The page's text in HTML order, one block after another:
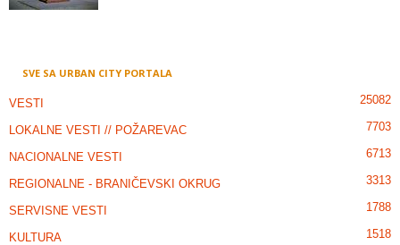
SVE SA URBAN CITY PORTALA
VESTI 25082
LOKALNE VESTI // POŽAREVAC 7703
NACIONALNE VESTI 6713
REGIONALNE - BRANIČEVSKI OKRUG 3313
SERVISNE VESTI 1788
KULTURA 1518